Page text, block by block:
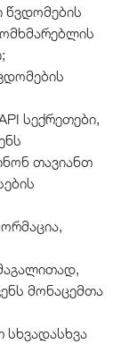
სექრეთები,
თავიანთ
მონაცემთა